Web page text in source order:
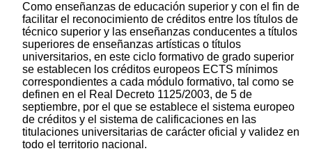
Como enseñanzas de educación superior y con el fin de
facilitar el reconocimiento de créditos entre los títulos de
técnico superior y las enseñanzas conducentes a títulos
superiores de enseñanzas artísticas o títulos
universitarios, en este ciclo formativo de grado superior
se establecen los créditos europeos ECTS mínimos
correspondientes a cada módulo formativo, tal como se
definen en el Real Decreto 1125/2003, de 5 de
septiembre, por el que se establece el sistema europeo
de créditos y el sistema de calificaciones en las
titulaciones universitarias de carácter oficial y validez en
todo el territorio nacional.